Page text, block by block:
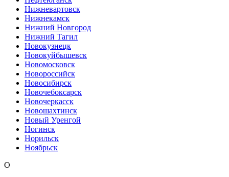
Нижневартовск
Нижнекамск
Нижний Новгород
Нижний Тагил
Новокузнецк
Новокуйбышевск
Новомосковск
Новороссийск
Новосибирск
Новочебоксарск
Новочеркасск
Новошахтинск
Новый Уренгой
Ногинск
Норильск
Ноябрьск
О